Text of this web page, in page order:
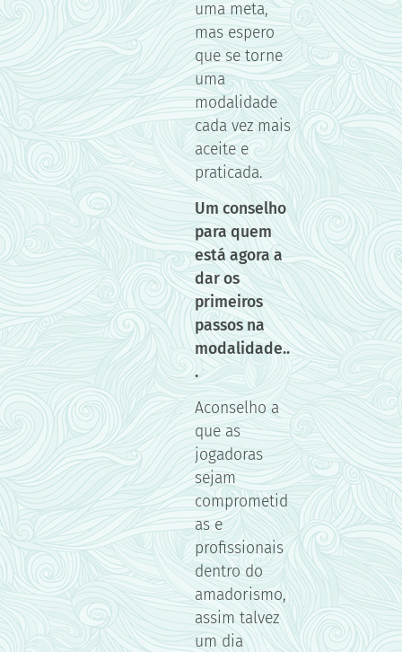
uma meta,
mas espero
que se torne
uma
modalidade
cada vez mais
aceite e
praticada.
Um conselho
para quem
está agora a
dar os
primeiros
passos na
modalidade..
.
Aconselho a
que as
jogadoras
sejam
comprometid
as e
profissionais
dentro do
amadorismo,
assim talvez
um dia